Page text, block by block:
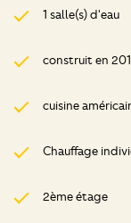
1 salle(s) d'eau
construit en
cuisine
Chauffage
2ème étage